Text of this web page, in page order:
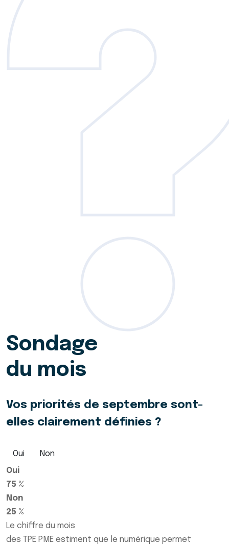
Sondage
du mois
Vos priorités de septembre sont-
elles clairement définies ?
Oui
Non
Oui
75 %
Non
25 %
Le chiffre du mois
des TPE PME estiment que le numérique permet